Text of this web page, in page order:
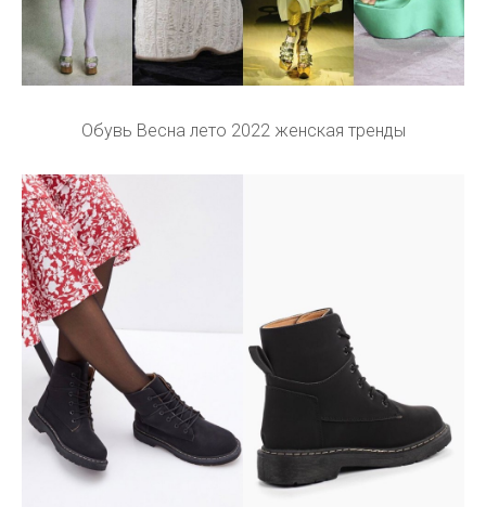
Обувь Весна лето 2022 женская тренды